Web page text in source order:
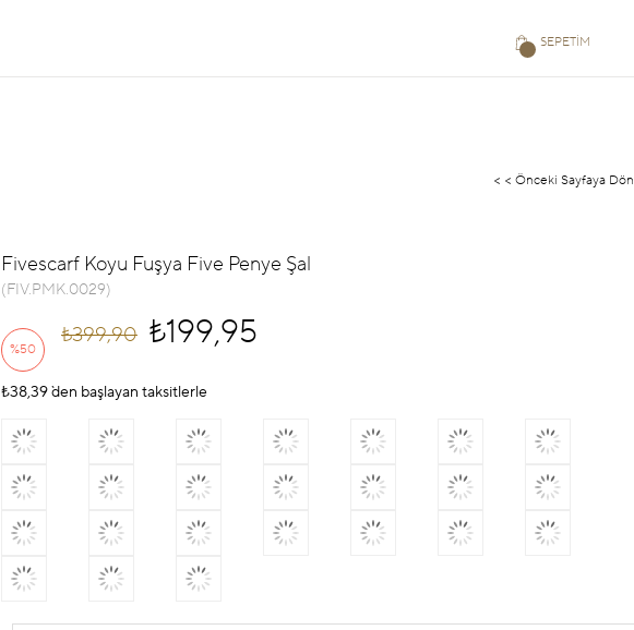
SEPETIM
< < Önceki Sayfaya Dön
Fivescarf Koyu Fuşya Five Penye Şal
(FIV.PMK.0029)
%50
İndirim
₺399,90 ₺199,95
₺38,39`den başlayan taksitlerle